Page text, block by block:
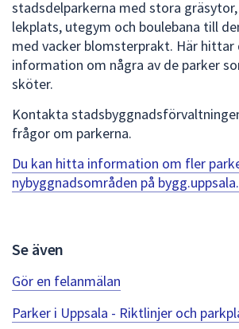
stadsdelparkerna med stora
lekplats, utegym och boulebana till
med vacker blomsterprakt. Här hittar
information om några av de parker
sköter.
Kontakta
frågor om parkerna.
Du kan hitta information om fler
nybyggnadsområden på
Se även
Gör en felanmälan
Parker i Uppsala - Riktlinjer och